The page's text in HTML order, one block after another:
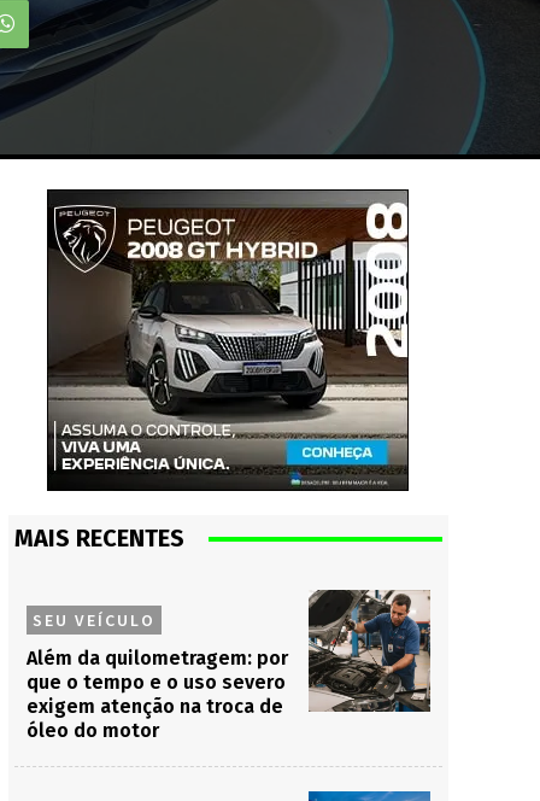
MAIS RECENTES
SEU VEÍCULO
Além da quilometragem: por
que o tempo e o uso severo
exigem atenção na troca de
óleo do motor